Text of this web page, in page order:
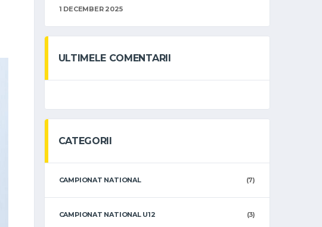
1 DECEMBER 2025
ULTIMELE COMENTARII
CATEGORII
CAMPIONAT NATIONAL (7)
CAMPIONAT NATIONAL U12 (3)